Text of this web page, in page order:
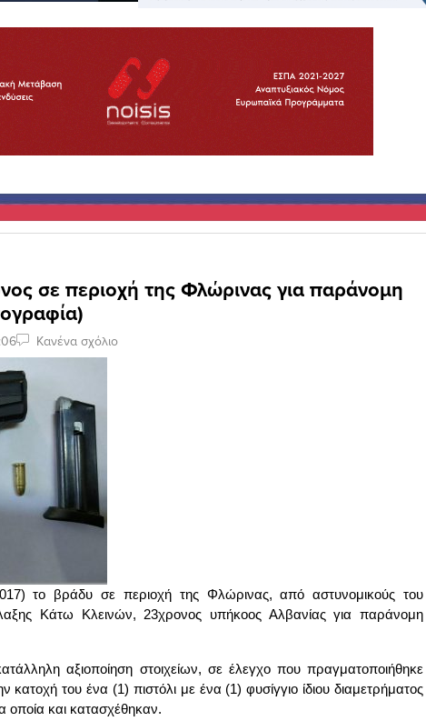
σε περιοχή της Φλώρινας για παράνομη
Κανένα σχόλιο
το βράδυ σε περιοχή της Φλώρινας, από αστυνομικούς του
Κάτω Κλεινών, 23χρονος υπήκοος Αλβανίας για παράνομη
αξιοποίηση στοιχείων, σε έλεγχο που πραγματοποιήθηκε
κατοχή του ένα (1) πιστόλι με ένα (1) φυσίγγιο ίδιου διαμετρήματος
οποία και κατασχέθηκαν.